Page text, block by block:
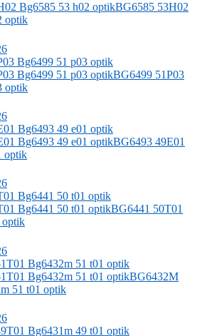
BG6585 53H02
optik
BG6499 51P03
optik
BG6493 49E01
optik
BG6441 50T01
optik
BG6432M
51 t01 optik